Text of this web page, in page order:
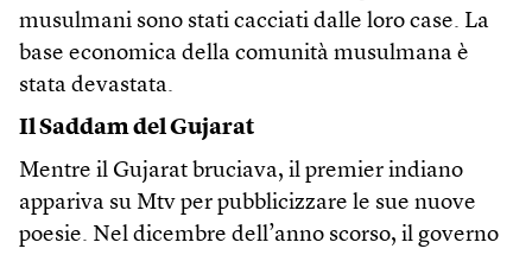
musulmani sono stati cacciati dalle loro case. La
base economica della comunità musulmana è
stata devastata.
Il Saddam del Gujarat
Mentre il Gujarat bruciava, il premier indiano
appariva su Mtv per pubblicizzare le sue nuove
poesie. Nel dicembre dell’anno scorso, il governo